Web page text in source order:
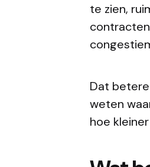
te zien,
Dat
weten
hoe